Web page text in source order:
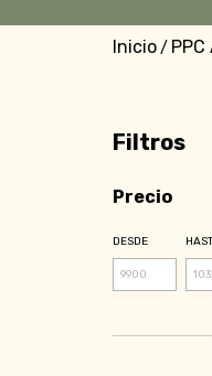
Inicio/
Filtros
Precio
DESDE